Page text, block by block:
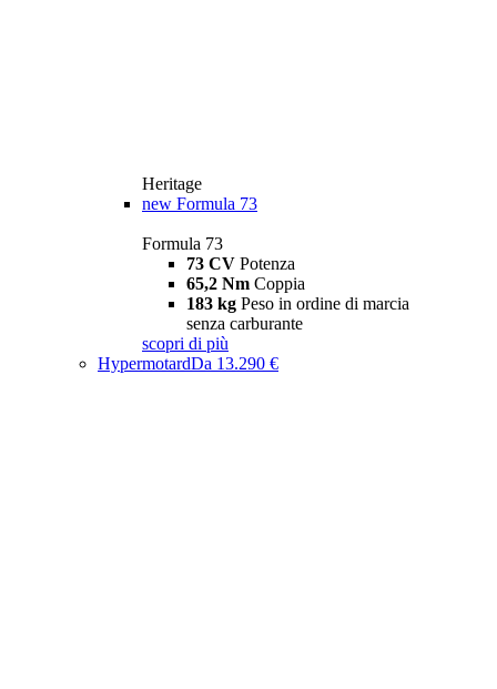
Heritage
new Formula 73
Formula 73
73 CV Potenza
65,2 Nm Coppia
183 kg Peso in ordine di marcia
senza carburante
scopri di più
HypermotardDa 13.290 €